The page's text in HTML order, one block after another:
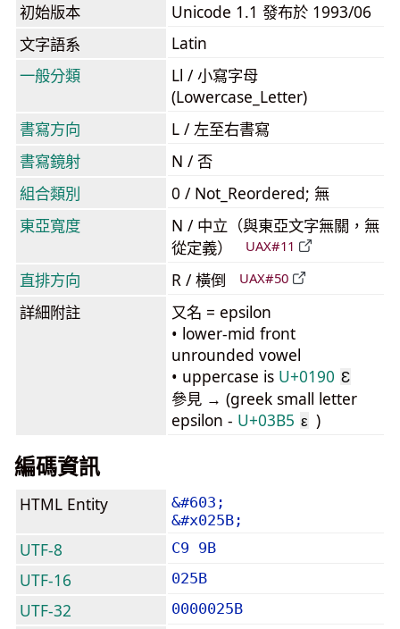
初始版本
Unicode 1.1 發布於 1993/06
文字語系
Latin
一般分類
Ll / 小寫字母
(Lowercase_Letter)
書寫方向
L / 左至右書寫
書寫鏡射
N / 否
組合類別
0 / Not_Reordered; 無
東亞寬度
N / 中立（與東亞文字無關，無
從定義）
UAX#11
直排方向 R / 橫倒 UAX#50
詳細附註
又名 = epsilon
• lower-mid front
unrounded vowel
• uppercase is U+0190 Ɛ
參見 → (greek small letter
epsilon - U+03B5 ε )
編碼資訊
HTML Entity
&#603;
&#x025B;
UTF-8 C9 9B
UTF-16 025B
UTF-32 0000025B